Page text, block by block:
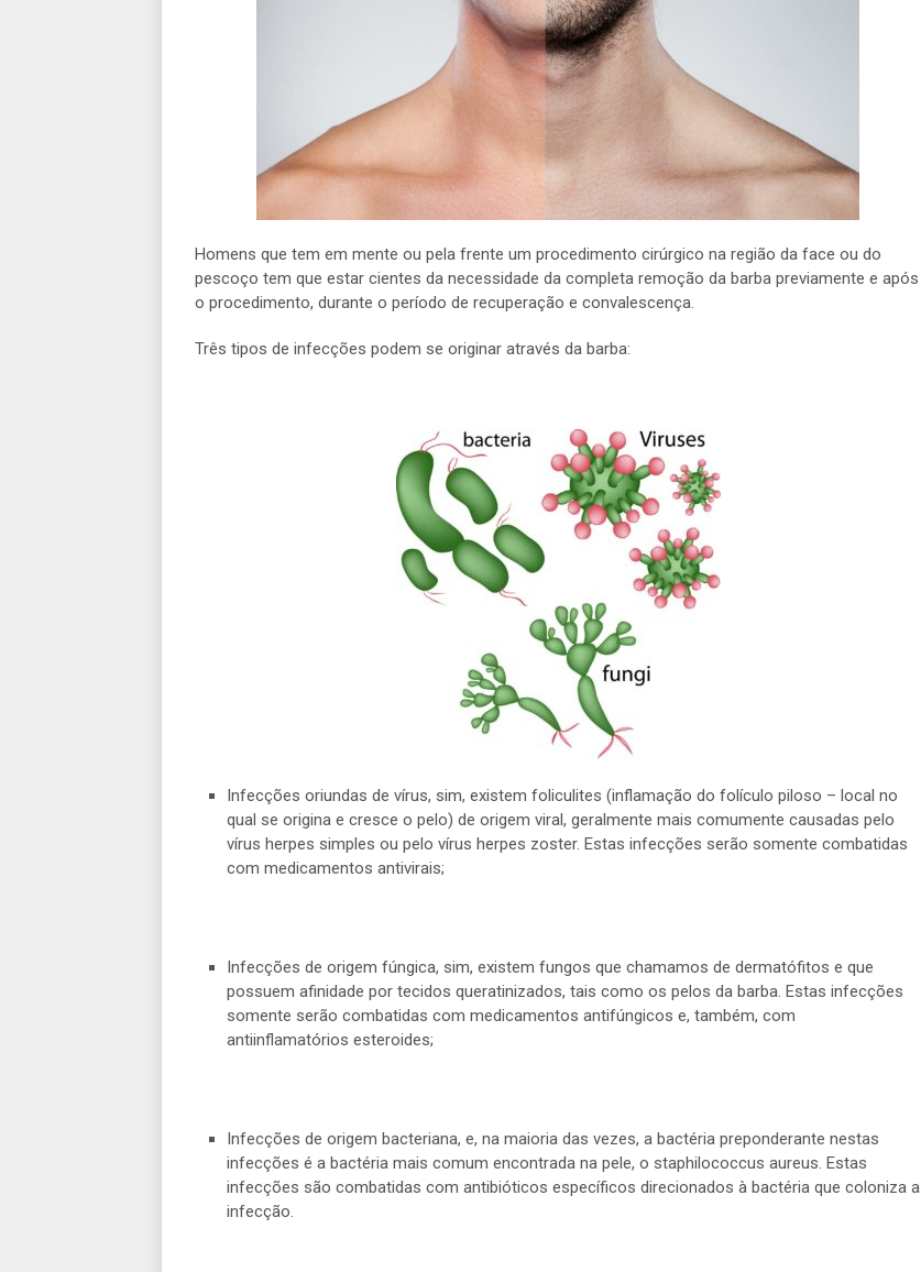
Homens que tem em mente ou pela frente um procedimento cirúrgico na região da face ou do
pescoço tem que estar cientes da necessidade da completa remoção da barba previamente e após
o procedimento, durante o período de recuperação e convalescença.
Três tipos de infecções podem se originar através da barba:
Infecções oriundas de vírus, sim, existem foliculites (inflamação do folículo piloso – local no
qual se origina e cresce o pelo) de origem viral, geralmente mais comumente causadas pelo
vírus herpes simples ou pelo vírus herpes zoster. Estas infecções serão somente combatidas
com medicamentos antivirais;
Infecções de origem fúngica, sim, existem fungos que chamamos de dermatófitos e que
possuem afinidade por tecidos queratinizados, tais como os pelos da barba. Estas infecções
somente serão combatidas com medicamentos antifúngicos e, também, com
antiinflamatórios esteroides;
Infecções de origem bacteriana, e, na maioria das vezes, a bactéria preponderante nestas
infecções é a bactéria mais comum encontrada na pele, o staphilococcus aureus. Estas
infecções são combatidas com antibióticos específicos direcionados à bactéria que coloniza a
infecção.